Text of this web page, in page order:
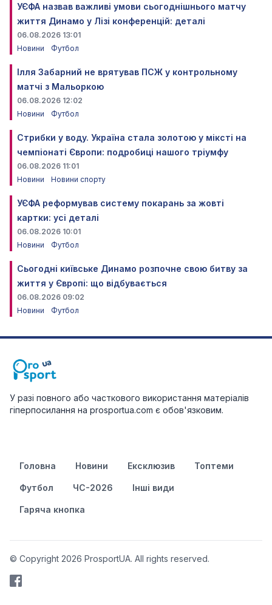
УЄФА назвав важливі умови сьогоднішнього матчу
життя Динамо у Лізі конференцій: деталі
06.08.2026 13:01
Новини
Футбол
Ілля Забарний не врятував ПСЖ у контрольному
матчі з Мальоркою
06.08.2026 12:02
Новини
Футбол
Стрибки у воду. Україна стала золотою у міксті на
чемпіонаті Європи: подробиці нашого тріумфу
06.08.2026 11:01
Новини
Новини спорту
УЄФА реформував систему покарань за жовті
картки: усі деталі
06.08.2026 10:01
Новини
Футбол
Сьогодні київське Динамо розпочне свою битву за
життя у Європі: що відбувається
06.08.2026 09:02
Новини
Футбол
У разі повного або часткового використання матеріалів
гіперпосилання на prosportua.com є обов'язковим.
Головна Новини Ексклюзив Топтеми
Футбол ЧС-2026 Інші види
Гаряча кнопка
© Copyright 2026 ProsportUA. All rights reserved.